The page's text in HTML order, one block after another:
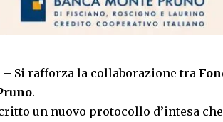
– Si rafforza la collaborazione tra
.
un nuovo protocollo d’intesa